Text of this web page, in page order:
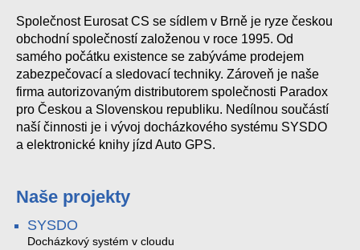
Společnost Eurosat CS se sídlem v Brně je ryze českou
obchodní společností založenou v roce 1995. Od
samého počátku existence se zabýváme prodejem
zabezpečovací a sledovací techniky. Zároveň je naše
firma autorizovaným distributorem společnosti Paradox
pro Českou a Slovenskou republiku. Nedílnou součástí
naší činnosti je i vývoj docházkového systému SYSDO
a elektronické knihy jízd Auto GPS.
Naše projekty
SYSDO
Docházkový systém v cloudu